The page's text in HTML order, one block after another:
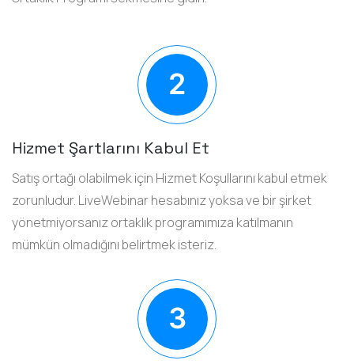
Hizmet Şartlarını Kabul Et
Satış ortağı olabilmek için Hizmet Koşullarını kabul etmek
zorunludur. LiveWebinar hesabınız yoksa ve bir şirket
yönetmiyorsanız ortaklık programımıza katılmanın
mümkün olmadığını belirtmek isteriz.